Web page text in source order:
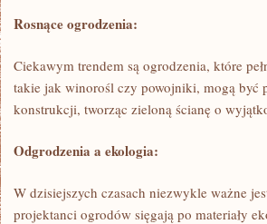
Rosnące ogrodzenia:
Ciekawym trendem są ogrodzenia, które
takie jak winorośl czy ⁣powojniki, mogą być
konstrukcji, tworząc zieloną ścianę o
Odgrodzenia a ekologia:
W dzisiejszych czasach niezwykle ważne
projektanci ogrodów sięgają po materiały